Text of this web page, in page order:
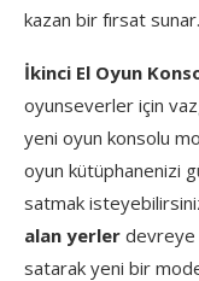
kazan bir fırsat sunar.
İkinci El Oyun
oyunseverler için
yeni oyun konsolu
oyun kütüphanenizi
satmak
alan yerler devreye
satarak yeni bir